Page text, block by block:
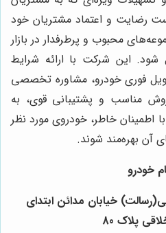
رضایت و اعتماد مشتریان خود
محبوب و پرطرفدار در بازار
این شرکت با ارائه شرایط
فوری خودرو، مشاوره تخصصی
مناسب و پشتیبانی قوی، به
اطمینان خاطر، خودروی مورد نظر
آن بهره‌مند شوند.
خودرو
خیابان مدائن ابتدای
پلاک 80